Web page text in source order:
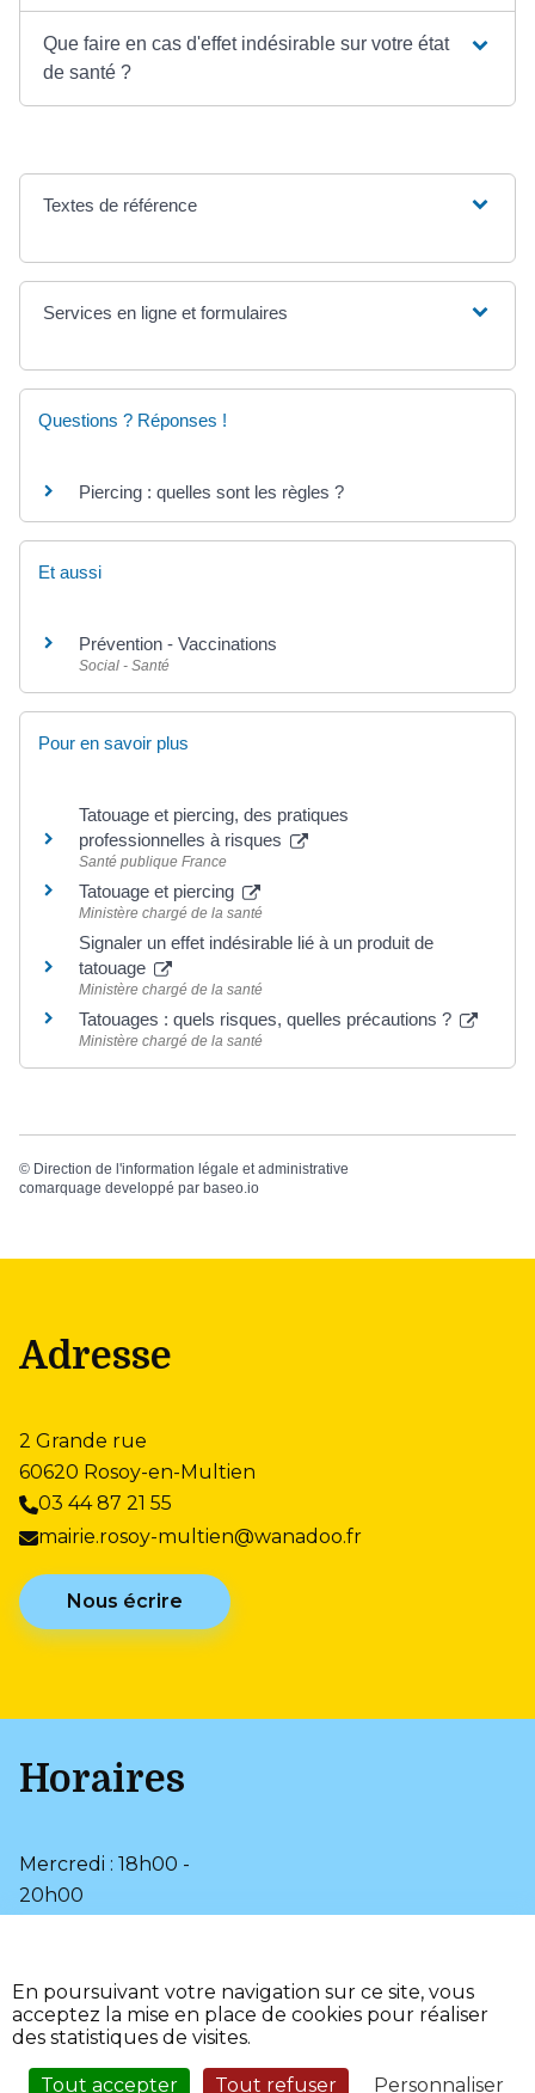
Que faire en cas d'effet indésirable sur votre état
de santé ?
Textes de référence
Services en ligne et formulaires
Questions ? Réponses !
Piercing : quelles sont les règles ?
Et aussi
Prévention - Vaccinations
Social - Santé
Pour en savoir plus
Tatouage et piercing, des pratiques
professionnelles à risques
Santé publique France
Tatouage et piercing
Ministère chargé de la santé
Signaler un effet indésirable lié à un produit de
tatouage
Ministère chargé de la santé
Tatouages : quels risques, quelles précautions ?
Ministère chargé de la santé
© Direction de l'information légale et administrative
comarquage developpé par baseo.io
Adresse
2 Grande rue
60620 Rosoy-en-Multien
03 44 87 21 55
mairie.rosoy-multien@wanadoo.fr
Nous écrire
Horaires
Mercredi : 18h00 -
20h00
Mentions légales •
Page d’aide • Accessibilité •
l'Adico
En poursuivant votre navigation sur ce site, vous
acceptez la mise en place de cookies pour réaliser
des statistiques de visites.
Tout accepter Tout refuser Personnaliser